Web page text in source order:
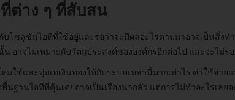
ต่าง ๆ ที่สับสน
บโซลูชันไอทีที่ใช้อยู่และรอว่าจะมีผลอะไรตามมาอาจเป็นสิ่ง
น อาจไม่เหมาะกับวัตถุประสงค์ขององค์กรอีกต่อไป และจะไ
หมใช้และทุ่มเทเงินทองให้กับระบบเหล่านี้มากเท่าไร ค่าใช้จ่
นฐานไอทีที่คุ้นเคยอาจเป็นเรื่องน่ากลัว แต่การไม่ทำอะไรเลย